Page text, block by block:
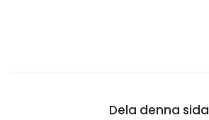
Dela denna sida